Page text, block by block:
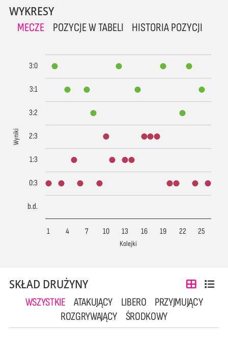
WYKRESY
MECZE POZYCJE W TABELI HISTORIA POZYCJI
Kolejki
Wyniki
1 7 13 19 25
4 10 16 22
b.d.
0:3
1:3
2:3
3:2
3:1
3:0
SKŁAD DRUŻYNY
WSZYSTKIE ATAKUJĄCY LIBERO
PRZYJMUJĄCY
ROZGRYWAJĄCY
ŚRODKOWY